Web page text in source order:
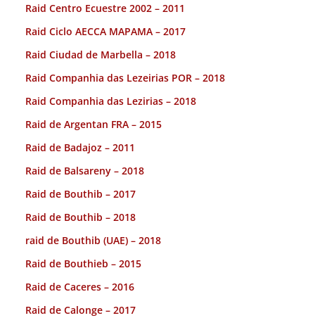
Raid Centro Ecuestre 2002 – 2011
Raid Ciclo AECCA MAPAMA – 2017
Raid Ciudad de Marbella – 2018
Raid Companhia das Lezeirias POR – 2018
Raid Companhia das Lezirias – 2018
Raid de Argentan FRA – 2015
Raid de Badajoz – 2011
Raid de Balsareny – 2018
Raid de Bouthib – 2017
Raid de Bouthib – 2018
raid de Bouthib (UAE) – 2018
Raid de Bouthieb – 2015
Raid de Caceres – 2016
Raid de Calonge – 2017